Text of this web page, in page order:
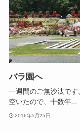
バラ園へ
一週間のご無沙汰で
空いたので、十数年...
2016年5月25日